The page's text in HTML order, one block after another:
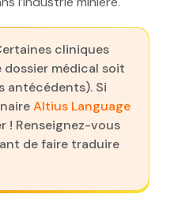
cliniques
médical soit
antécédents). Si
Altius Language
! Renseignez-vous
de faire traduire